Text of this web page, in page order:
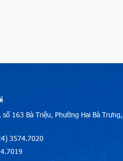
163 Bà Triệu, Phường Hai Bà Trưng,
3574.7020